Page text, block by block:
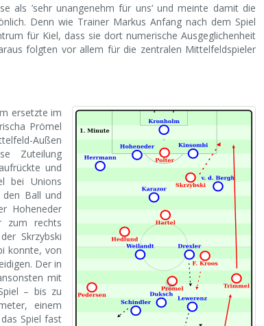
als ’sehr unangenehm für uns‘ und meinte damit die
Denn wie Trainer Markus Anfang nach dem Spiel
für Kiel, dass sie dort numerische Ausgeglichenheit
folgten vor allem für die zentralen Mittelfeldspieler
ersetzte im
Prömel
Außen
Zuteilung
und
bei Unions
Ball und
Hoheneder
zum rechts
Skrzybski
konnte, von
Der in
mit
– bis zu
einem
Spiel fast